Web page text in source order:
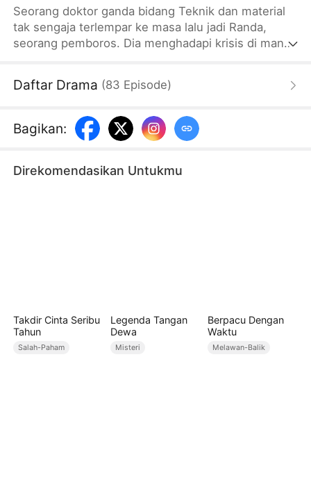
Seorang doktor ganda bidang Teknik dan material
tak sengaja terlempar ke masa lalu jadi Randa,
seorang pemboros. Dia menghadapi krisis di mana
Wira menuju kesejahteraan. Meski tindakannya
nasib dan mengatasi krisis hingga mendapat
pengakuan dari Sinta, istrinya.
Daftar Drama (83 Episode)
Bagikan:
Direkomendasikan Untukmu
Takdir Cinta Seribu
Tahun
Salah-Paham
Legenda Tangan
Dewa
Misteri
Berpacu Dengan
Waktu
Melawan-Balik